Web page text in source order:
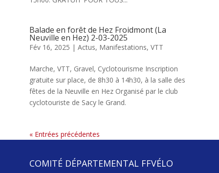
Balade en forêt de Hez Froidmont (La
Neuville en Hez) 2-03-2025
Fév 16, 2025 | Actus, Manifestations, VTT
Marche, VTT, Gravel, Cyclotourisme Inscription
gratuite sur place, de 8h30 à 14h30, à la salle des
fêtes de la Neuville en Hez Organisé par le club
cyclotouriste de Sacy le Grand.
« Entrées précédentes
COMITÉ DÉPARTEMENTAL FFVÉLO